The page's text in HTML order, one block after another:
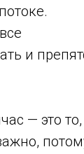
и
— это